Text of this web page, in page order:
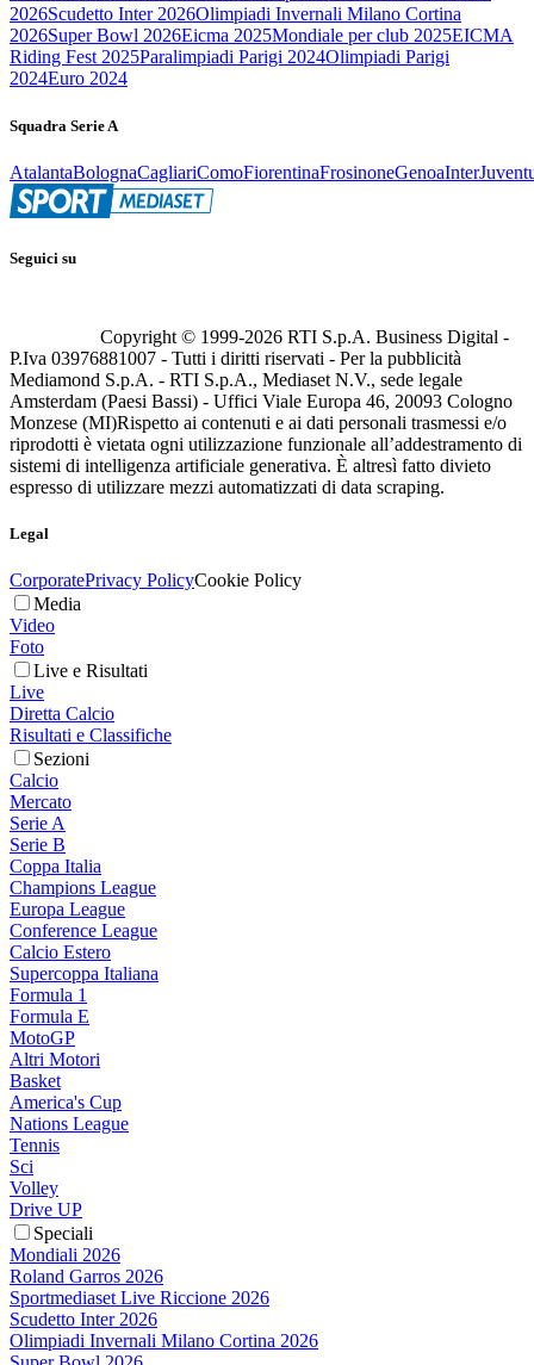
2026Scudetto Inter 2026Olimpiadi Invernali Milano Cortina
2026Super Bowl 2026Eicma 2025Mondiale per club 2025EICMA
Riding Fest 2025Paralimpiadi Parigi 2024Olimpiadi Parigi
2024Euro 2024
Squadra Serie A
AtalantaBolognaCagliariComoFiorentinaFrosinoneGenoaInter
Seguici su
Copyright © 1999-2026 RTI S.p.A. Business Digital -
P.Iva 03976881007 - Tutti i diritti riservati - Per la pubblicità
Mediamond S.p.A. - RTI S.p.A., Mediaset N.V., sede legale
Amsterdam (Paesi Bassi) - Uffici Viale Europa 46, 20093 Cologno
Monzese (MI)Rispetto ai contenuti e ai dati personali trasmessi e/o
riprodotti è vietata ogni utilizzazione funzionale all’addestramento di
sistemi di intelligenza artificiale generativa. È altresì fatto divieto
espresso di utilizzare mezzi automatizzati di data scraping.
Legal
CorporatePrivacy PolicyCookie Policy
Media
Video
Foto
Live e Risultati
Live
Diretta Calcio
Risultati e Classifiche
Sezioni
Calcio
Mercato
Serie A
Serie B
Coppa Italia
Champions League
Europa League
Conference League
Calcio Estero
Supercoppa Italiana
Formula 1
Formula E
MotoGP
Altri Motori
Basket
America's Cup
Nations League
Tennis
Sci
Volley
Drive UP
Speciali
Mondiali 2026
Roland Garros 2026
Sportmediaset Live Riccione 2026
Scudetto Inter 2026
Olimpiadi Invernali Milano Cortina 2026